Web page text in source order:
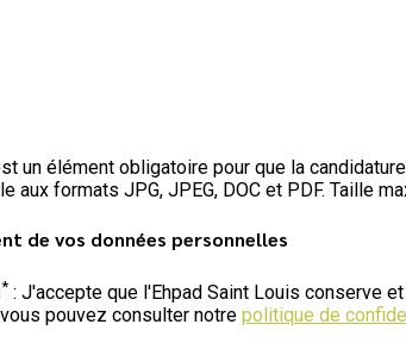
un élément obligatoire pour que la
aux formats JPG, JPEG, DOC et PDF. Taille
de vos données personnelles
* : J'accepte que l'Ehpad Saint Louis conserve
pouvez consulter notre politique de